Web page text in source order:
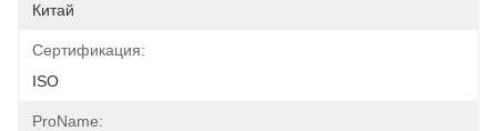
Китай
Сертификация:
ISO
ProName: